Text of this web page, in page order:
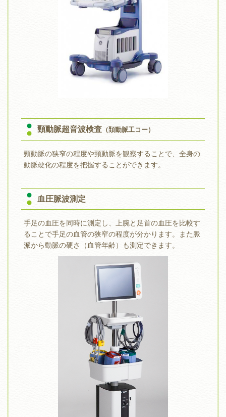
頸動脈超音波検査 （頚動脈工コー）
頸動脈の狭窄の程度や頸動脈を観察することで、全身の
動脈硬化の程度を把握することができます。
血圧脈波測定
手足の血圧を同時に測定し、上腕と足首の血圧を比較す
ることで手足の血管の狭窄の程度が分かります。また脈
派から動脈の硬さ（血管年齢）も測定できます。